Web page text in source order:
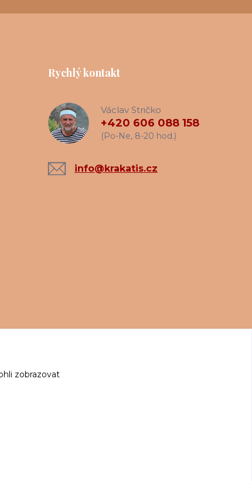
Rychlý kontakt
Václav Stričko
+420 606 088 158
(Po-Ne, 8-20 hod.)
info@krakatis.cz
zobrazovat